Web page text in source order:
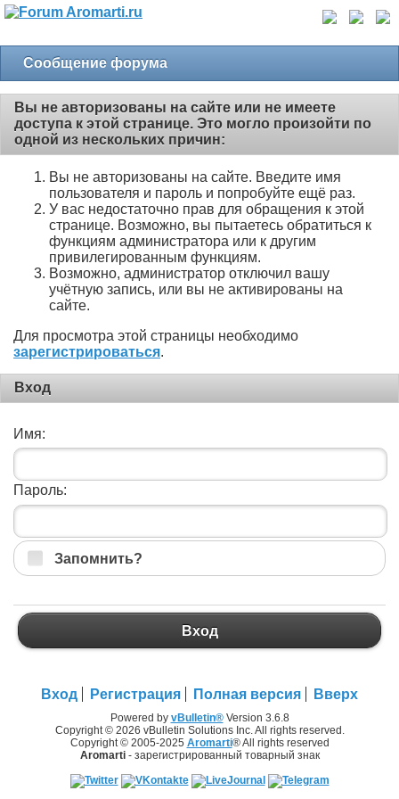
Сообщение форума
Вы не авторизованы на сайте или не имеете
доступа к этой странице. Это могло произойти по
одной из нескольких причин:
Вы не авторизованы на сайте. Введите имя
пользователя и пароль и попробуйте ещё раз.
У вас недостаточно прав для обращения к этой
странице. Возможно, вы пытаетесь обратиться к
функциям администратора или к другим
привилегированным функциям.
Возможно, администратор отключил вашу
учётную запись, или вы не активированы на
сайте.
Для просмотра этой страницы необходимо
зарегистрироваться.
Вход
Имя:
Пароль:
Запомнить?
Вход
Вход Регистрация Полная версия Вверх
Powered by vBulletin®Version 3.6.8
Copyright © 2026 vBulletin Solutions Inc. All rights reserved.
Copyright © 2005-2025 Aromarti® All rights reserved
Aromarti- зарегистрированный товарный знак